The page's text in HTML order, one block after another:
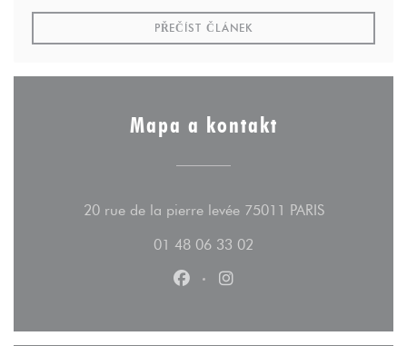
PŘEČÍST ČLÁNEK
Mapa a kontakt
20 rue de la pierre levée 75011 PARIS((otevře se v
01 48 06 33 02
Facebook ((otevře se v novém
Instagram ((otevře se v